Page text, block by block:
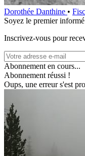
Dorothée Danthine •
Soyez le premier informé
Inscrivez-vous pour
Abonnement en cours...
Abonnement réussi !
Oups, une erreur s'est